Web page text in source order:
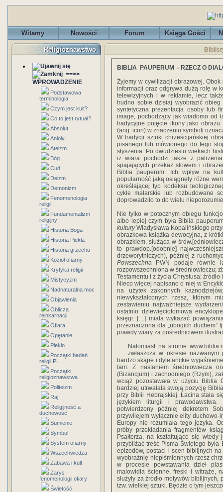
Witamy Nowości Forum Księga Gości
Religioznawstwo
==>>
WPROWADZENIE
Podstawowa
terminologia
Czym jest kult?
Co to jest rytuał?
Absolut
Anioły
Ateizm
Bóg
Cud
Deizm
Demonizm
Fenomenologia
religii
Fundamentalizm
religijny
Historia Boga
Historia Piekła
Historia grzechu
Kozioł ofiarny
Krytyka religii
Mistycyzm
Nadnaturalna moc
Objawienia
Oblicza
reinkarnacji
Ofiara
Opętanie
Piekło
Początki badań
religii PL
Początki
religioznawstwa
Politeizm
Raj
Religijność a
duchowość
Sumienie
Symbol
System ofiarny
Wszechwiedza
Zabawa i kult
Zarys
fenomenologii ofiary
Świetość
BIBLIA PAUPERUM - RZECZ O
Żyjemy w cywilizacji obrazowej. Obok
informacji oraz odgrywa dużą rolę w
telewizyjnych i w reklamie, lecz
trudno sobie dzisiaj wyobrazić
syntetyczna prezentacja osoby lub
image, pochodzący jak wiadomo od
tradycyjne pojęcie ikony jako obrazu
(ang. icon) w znaczeniu symboli
W tradycji sztuki chrześcijańskiej
pisanego lub mówionego do tego
słyszenia. Po dwudziestu wiekach
iż wiara pochodzi także z
spajających przekaz słowem i
Biblia pauperum. Ich wpływ na
popularność jaką osiągnęły różne
określającej typ kodeksu
cykle malarskie lub rozbudowane
doprowadziło to do wielu
Nie tylko w potocznym obiegu
albo lepiej czym była Biblia
kulturyWładysława Kopalińskiego
obrazkowa książka dewocyjna, z
obrazkiem, służąca w
to prawdop.[odobnie]
drzeworytniczych), później z
Powszechna PWN podaje równie
rozpowszechniona w średniowieczu;
Testamentu i z życia Chrystusa;
Nieco więcej napisano o niej w
na użytek zakonnych
niewykształconych rzesz, którym
zestawieniu najważniejsze
ostatnio dziewięciotomowa
księgi: […] miała wykazać
przeznaczona dla „ubogich duchem”
prawdy wiary za pośrednictwem
Natomiast na stronie
zwłaszcza w okresie nazwanym
bardzo skąpe i dyletanckie
tam: Z nastaniem średniowiecza
(Bizancjum) i zachodniego (Rzym),
wciąż pozostawała w użyciu Biblia
bardziej utrwalała swoją pozycję
przy Biblii Hebrajskiej. Łacina stała
językiem liturgii i prawodawstwa.
potwierdzony później dekretem
przywilejem wyłącznie elity
Europy nie rozumiała tego języka.
próby przekładania fragmentów
Psałterza, na kształtujące się
przybliżać treść Pisma Świętego
epizodów, postaci i scen biblijnych
wyobraźnię niepiśmiennych rzesz
w procesie powstawania dzieł
malowidła ścienne, freski i witraże,
służyły za źródło motywów
tzw. wielkiej sztuki. Będzie o tym